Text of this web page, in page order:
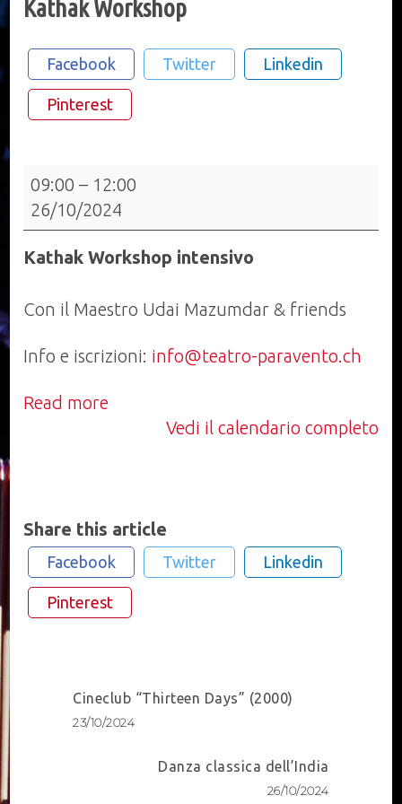
Kathak Workshop
Facebook Twitter Linkedin
Pinterest
Kathak
Workshop
09:00 – 12:00
26/10/2024
Kathak Workshop intensivo
Con il Maestro Udai Mazumdar & friends
Info e iscrizioni: info@teatro-paravento.ch
Read more
Vedi il calendario completo
Share this article
Facebook Twitter Linkedin
Pinterest
Post
Navigation
Cineclub “Thirteen Days” (2000)
23/10/2024
Danza classica dell’India
26/10/2024